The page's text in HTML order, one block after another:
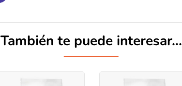
También te puede interesar...